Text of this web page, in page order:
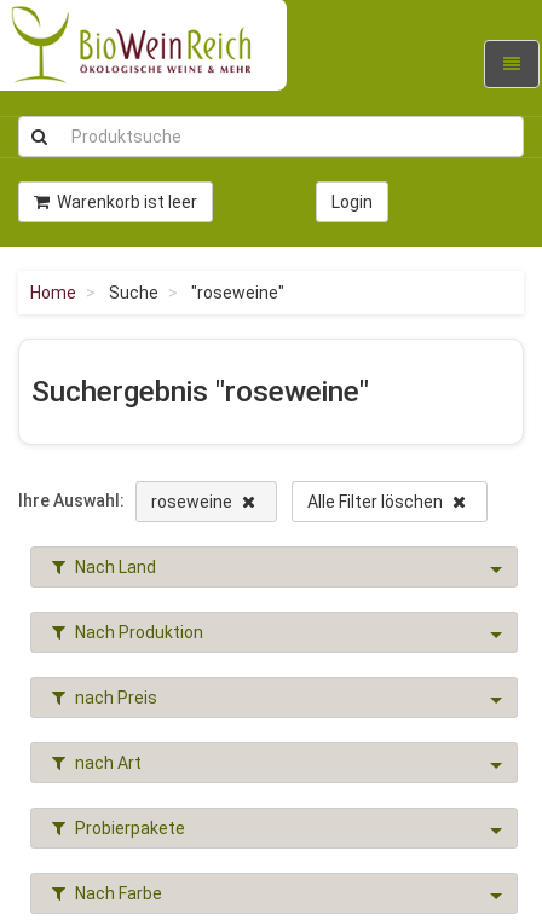
Warenkorb ist leer Login
Home Suche "roseweine"
Suchergebnis "roseweine"
Ihre Auswahl: roseweine Alle Filter löschen
Nach Land
Nach Produktion
nach Preis
nach Art
Probierpakete
Nach Farbe